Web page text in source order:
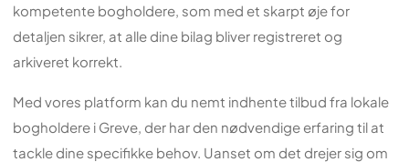
kompetente bogholdere, som med et skarpt øje for
detaljen sikrer, at alle dine bilag bliver registreret og
arkiveret korrekt.
Med vores platform kan du nemt indhente tilbud fra lokale
bogholdere i Greve, der har den nødvendige erfaring til at
tackle dine specifikke behov. Uanset om det drejer sig om